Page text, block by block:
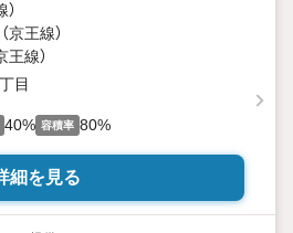
京王線）
王線）
目
40% 容積率 80%
細を見る